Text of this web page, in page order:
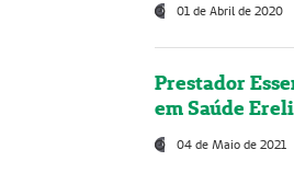
01 de Abril de 2020
Prestador
em Saúde
04 de Maio de 2021